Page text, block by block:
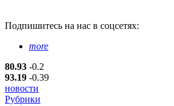
Подпишитесь на нас в соцсетях:
more
80.93 -0.2
93.19 -0.39
новости
Рубрики